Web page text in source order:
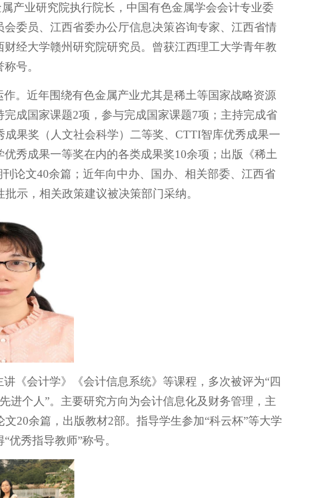
产业研究院执行院长，中国有色金属学会会计专业委
委员、江西省委办公厅信息决策咨询专家、江西省情
经大学赣州研究院研究员。曾获江西理工大学青年教
号。
。近年围绕有色金属产业尤其是稀土等国家战略资源
成国家课题2项，参与完成国家课题7项；主持完成省
果奖（人文社会科学）二等奖、CTTI智库优秀成果一
秀成果一等奖在内的各类成果奖10余项；出版《稀土
论文40余篇；近年向中办、国办、相关部委、江西省
示，相关政策建议被决策部门采纳。
讲《会计学》《会计信息系统》等课程，多次被评为“四
进个人”。主要研究方向为会计信息化及财务管理，主
20余篇，出版教材2部。指导学生参加“科云杯”等大学
秀指导教师”称号。